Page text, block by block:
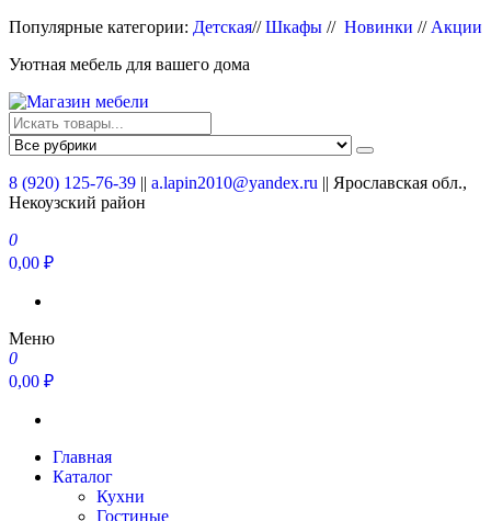
Перейти
содержимому
Популярные категории: Детская//Шкафы // Новинки // Акции
Уютная мебель для вашего дома
Магазин мебели
Мебель для вашего дома
8 (920) 125-76-39 || a.lapin2010@yandex.ru || Ярославская обл.,
Некоузский район
0
0,00 ₽
Меню
0
0,00 ₽
Главная
Каталог
Кухни
Гостиные